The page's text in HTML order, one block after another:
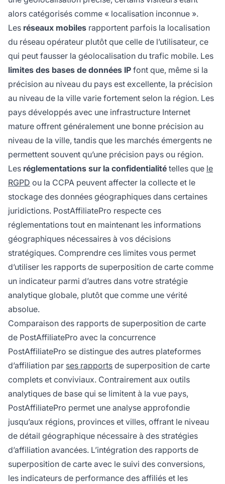
alors catégorisés comme « localisation inconnue ».
Les réseaux mobiles rapportent parfois la localisation
du réseau opérateur plutôt que celle de l’utilisateur, ce
qui peut fausser la géolocalisation du trafic mobile. Les
limites des bases de données IP font que, même si la
précision au niveau du pays est excellente, la précision
au niveau de la ville varie fortement selon la région. Les
pays développés avec une infrastructure Internet
mature offrent généralement une bonne précision au
niveau de la ville, tandis que les marchés émergents ne
permettent souvent qu’une précision pays ou région.
Les réglementations sur la confidentialité telles que le
RGPD ou la CCPA peuvent affecter la collecte et le
stockage des données géographiques dans certaines
juridictions. PostAffiliatePro respecte ces
réglementations tout en maintenant les informations
géographiques nécessaires à vos décisions
stratégiques. Comprendre ces limites vous permet
d’utiliser les rapports de superposition de carte comme
un indicateur parmi d’autres dans votre stratégie
analytique globale, plutôt que comme une vérité
absolue.
Comparaison des rapports de superposition de carte
de PostAffiliatePro avec la concurrence
PostAffiliatePro se distingue des autres plateformes
d’affiliation par ses rapports de superposition de carte
complets et conviviaux. Contrairement aux outils
analytiques de base qui se limitent à la vue pays,
PostAffiliatePro permet une analyse approfondie
jusqu’aux régions, provinces et villes, offrant le niveau
de détail géographique nécessaire à des stratégies
d’affiliation avancées. L’intégration des rapports de
superposition de carte avec le suivi des conversions,
les indicateurs de performance des affiliés et les